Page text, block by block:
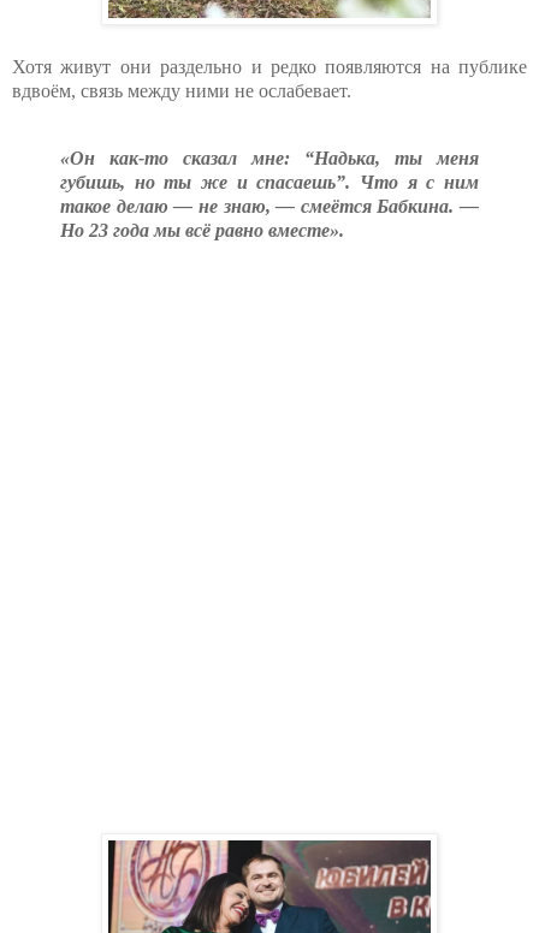
Хотя живут они раздельно и редко появляются на публике
вдвоём, связь между ними не ослабевает.
«Он как-то сказал мне: “Надька, ты меня
губишь, но ты же и спасаешь”. Что я с ним
такое делаю — не знаю, — смеётся Бабкина. —
Но 23 года мы всё равно вместе».